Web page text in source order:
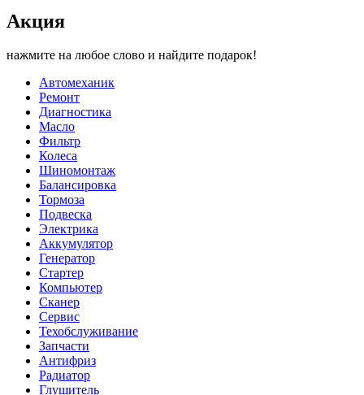
Акция
нажмите на любое слово и найдите подарок!
Автомеханик
Ремонт
Диагностика
Масло
Фильтр
Колеса
Шиномонтаж
Балансировка
Тормоза
Подвеска
Электрика
Аккумулятор
Генератор
Стартер
Компьютер
Сканер
Сервис
Техобслуживание
Запчасти
Антифриз
Радиатор
Глушитель